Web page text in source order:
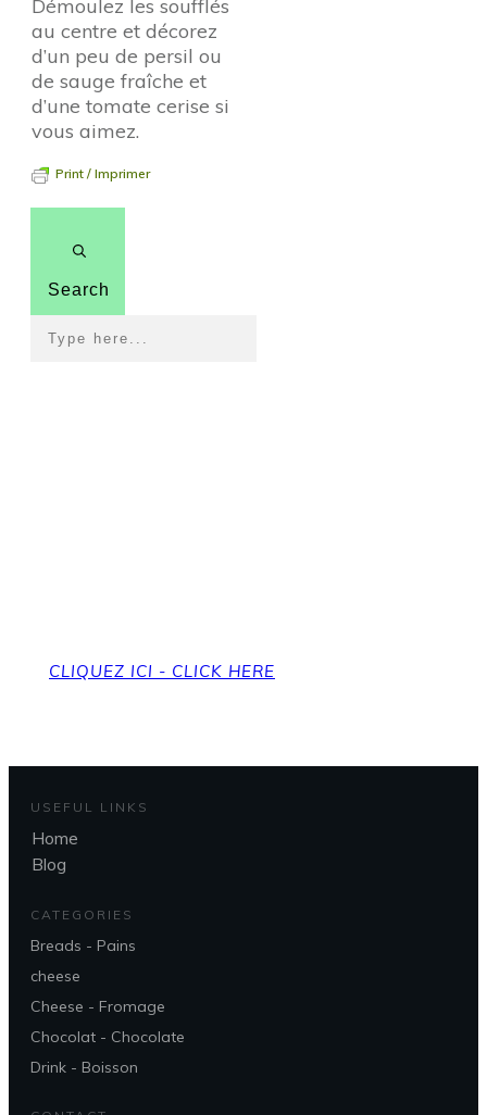
Démoulez les soufflés
au centre et décorez
d’un peu de persil ou
de sauge fraîche et
d’une tomate cerise si
vous aimez.
Print / Imprimer
Search
CLIQUEZ ICI - CLICK HERE
USEFUL LINKS
Home
Blog
CATEGORIES
Breads - Pains
cheese
Cheese - Fromage
Chocolat - Chocolate
Drink - Boisson